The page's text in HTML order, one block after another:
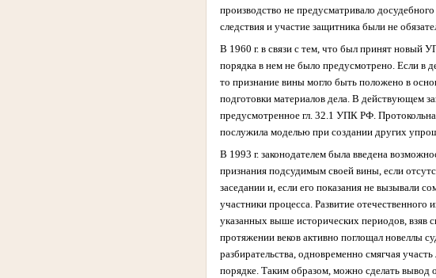
производство не предусматривало
следствия и участие защитника были не
В 1960 г. в связи с тем, что был принят новый
порядка в нем не было предусмотрено. Если в
то признание вины могло быть положено в
подготовки материалов дела. В действующем
предусмотренное гл. 32.1 УПК РФ.
послужила моделью при создании других
В 1993 г. законодателем была введена
признания подсудимым своей вины, если
заседании и, если его показания не вызывали
участники процесса. Развитие
указанных выше исторических периодов, взяв
протяжении веков активно поглощал новеллы
разбирательства, одновременно смягчая
порядке. Таким образом, можно сделать вывод